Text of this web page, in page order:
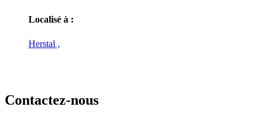
Localisé à :
Herstal ,
Contactez-nous